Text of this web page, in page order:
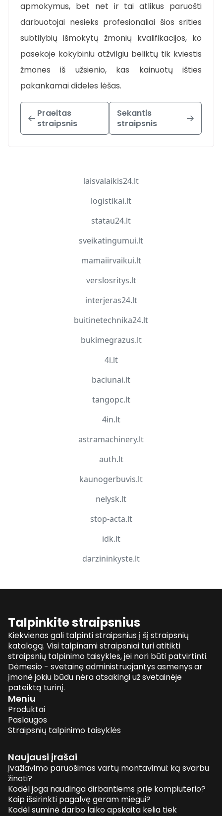
apmokymus, bet net ir tai atlikus paruošti
darbuotojai nesieks profesionaliai šios srities
subtilybių išmokytų žmonių kvalifikacijos, ko
pasekoje kokybiniu atžvilgiu beliktų tik kviestis
žmones iš užsienio, kas kainuotų išties
pakankamai dideles lėšas.
Praeitas
straipsnis
Sekantis
straipsnis
laisvalaikis24.lt
logistikai.lt
statau24.lt
sveikatingumui.lt
mamaiirvaikui.lt
verslosritys.lt
interjeras24.lt
buitinetechnika24.lt
bukimegrazus.lt
4i.lt
baciunai.lt
tangopc.lt
4in.lt
astramachinery.lt
auth.lt
kaunogerbuvis.lt
nelysk.lt
stop-acta.lt
idk.lt
darzininkyste.lt
Talpinkite straipsnius
Kiekvienas gali talpinti straipsnius į šį straipsnių
katalogą. Visi talpinami straipsniai turi atitikti
straipsnių talpinimo taisykles, jei nori būti patvirtinti.
Dėmesio - svetainę administruojantys asmenys ar
įmonė jokiu būdu nėra atsakingi už svetainėje
pateiktą turinį.
Meniu
Produktai
Paslaugos
Straipsnių talpinimo taisyklės
Naujausi įrašai
Įvažiavimo paruošimas vartų montavimui: ką svarbu
žinoti?
Kodėl joga naudinga dirbantiems prie kompiuterio?
Kaip išsirinkti pagalvę geram miegui?
Kodėl suminė darbo laiko apskaita kelia tiek